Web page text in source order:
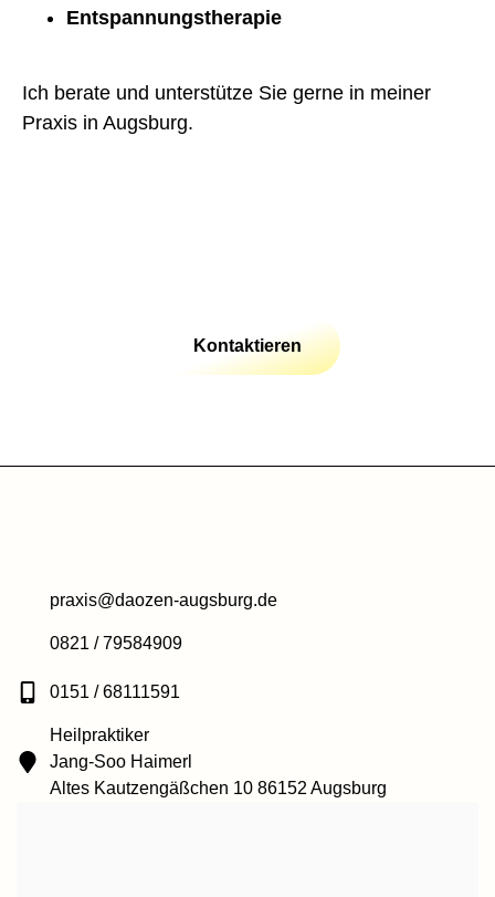
Entspannungstherapie
Ich berate und unterstütze Sie gerne in meiner
Praxis in Augsburg.
Kontaktieren
praxis@daozen-augsburg.de
0821 / 79584909
0151 / 68111591
Heilpraktiker
Jang-Soo Haimerl
Altes Kautzengäßchen 10 86152 Augsburg